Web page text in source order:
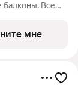
балконы. Все
Впервые
мне